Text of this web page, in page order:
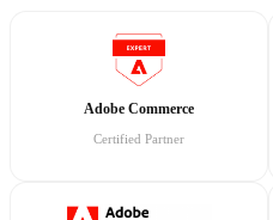
Adobe Commerce
Certified Partner